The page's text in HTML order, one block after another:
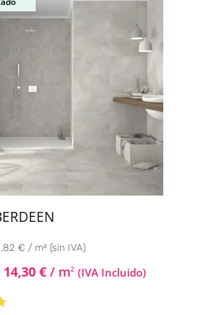
€ / m² (sin IVA)
14,30 € / m2 (IVA Incluido)